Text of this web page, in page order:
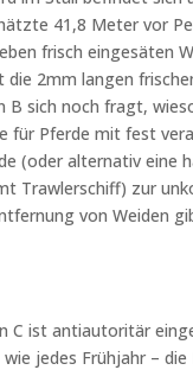
41,8 Meter vor
frisch eingesäten
2mm langen
B sich noch fragt,
für Pferde mit fest
(oder alternativ eine
Trawlerschiff) zur
von Weiden
C ist antiautoritär
jedes Frühjahr –